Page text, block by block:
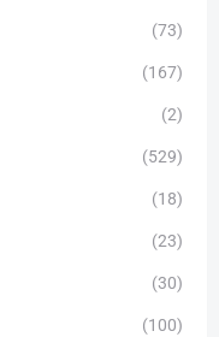
(73)
(167)
(2)
(529)
(18)
(23)
(30)
(100)